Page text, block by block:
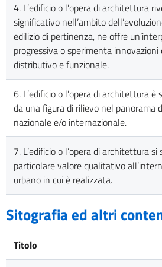
4. L’edificio o l’opera di architettura
significativo nell’ambito
edilizio di pertinenza, ne offre
progressiva o sperimenta
distributivo e funzionale.
6. L’edificio o l’opera di architettura
da una figura di rilievo nel panorama
nazionale e/o internazionale.
7. L’edificio o l’opera di architettura
particolare valore qualitativo
urbano in cui è realizzata.
Sitografia ed altri
Titolo